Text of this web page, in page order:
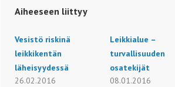
Aiheeseen liittyy
Vesistö riskinä
leikkikentän
läheisyydessä
26.02.2016
Leikkialue –
turvallisuuden
osatekijät
08.01.2016